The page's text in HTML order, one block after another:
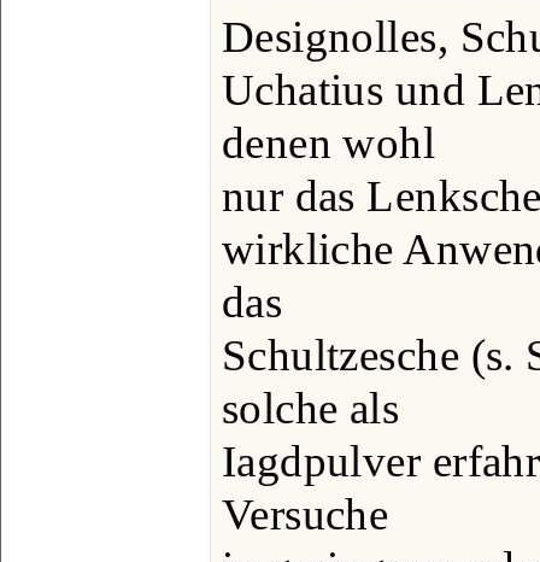
Designolles,
Uchatius und
denen wohl
nur das
wirkliche
das
Schultzesche (s.
solche als
Iagdpulver
Versuche